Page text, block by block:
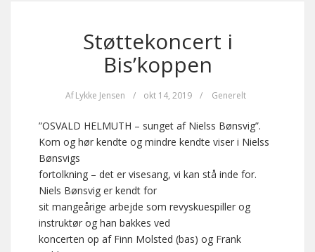
Støttekoncert i
Bis’koppen
AfLykke Jensen / okt 14, 2019 / Generelt
”OSVALD HELMUTH – sunget af Nielss Bønsvig”.
Kom og hør kendte og mindre kendte viser i Nielss
Bønsvigs
fortolkning – det er visesang, vi kan stå inde for.
Niels Bønsvig er kendt for
sit mangeårige arbejde som revyskuespiller og
instruktør og han bakkes ved
koncerten op af Finn Molsted (bas) og Frank